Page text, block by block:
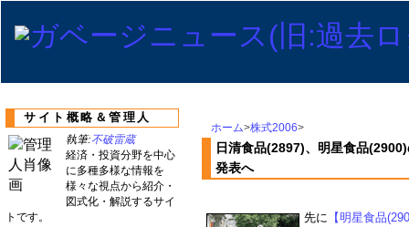
ホーム>株式2006>
日清食品(2897)、明星食品
発表へ
先に 【明星食品
サイト概略＆管理人
執筆:不破雷蔵
経済・投資分野を中心
に多種多様な情報を
様々な視点から紹介・
図式化・解説するサイ
トです。